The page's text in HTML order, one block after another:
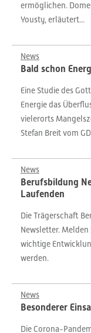
ermöglichen.
Yousty, erläutert...
News
Bald schon
Eine Studie des
Energie das
vielerorts
Stefan Breit vom
News
Berufsbildung
Laufenden
Die Trägerschaft
Newsletter.
wichtige
werden.
News
Besonderer
Die Corona-